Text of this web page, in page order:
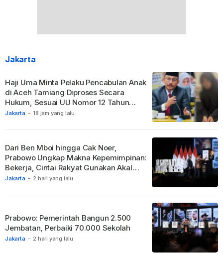
Jakarta
Jakarta - 18 jam yang lalu
Haji Uma Minta Pelaku Pencabulan Anak
di Aceh Tamiang Diproses Secara
Hukum, Sesuai UU Nomor 12 Tahun
2022 Tentang TPKS
Jakarta - 2 hari yang lalu
Dari Ben Mboi hingga Cak Noer,
Prabowo Ungkap Makna Kepemimpinan:
Bekerja, Cintai Rakyat Gunakan Akal
Sehat.
Jakarta - 2 hari yang lalu
Prabowo: Pemerintah Bangun 2.500
Jembatan, Perbaiki 70.000 Sekolah